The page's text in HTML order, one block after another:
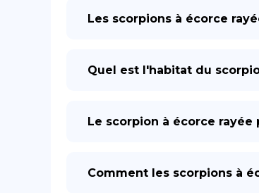
Les scorpions à écorce
Quel est l'habitat du
Le scorpion à écorce
Comment les scorpions à